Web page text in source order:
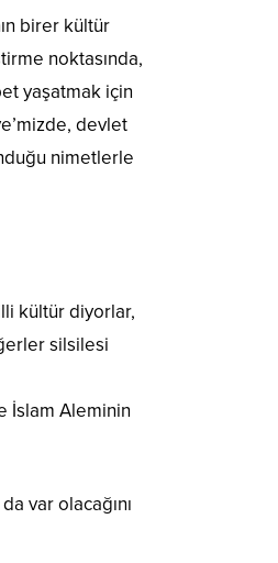
birer kültür
noktasında,
yaşatmak için
devlet
nimetlerle
kültür diyorlar,
silsilesi
İslam Aleminin
var olacağını